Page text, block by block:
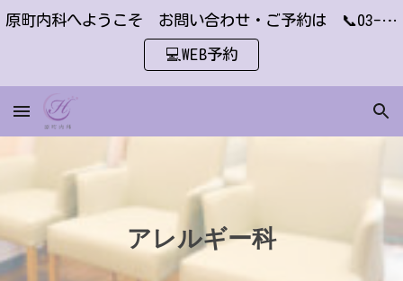
Skip to main content
原町内科へようこそ お問い合わせ・ご予約は 📞03-6451-2410 または
💻WEB予約
アレルギー科